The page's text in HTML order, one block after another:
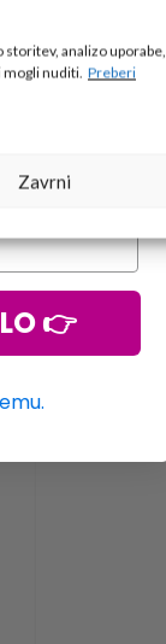
analizo uporabe,
mogli nuditi. Preberi
Zavrni
se pridruži
👉